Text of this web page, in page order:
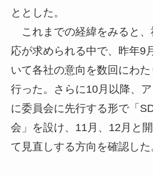
ととした。
これまでの経緯をみると、
応が求められる中で、昨年9
いて各社の意向を数回にわ
行った。さらに10月以降、
に委員会に先行する形で「
会」を設け、11月、12月と
て見直しする方向を確認した